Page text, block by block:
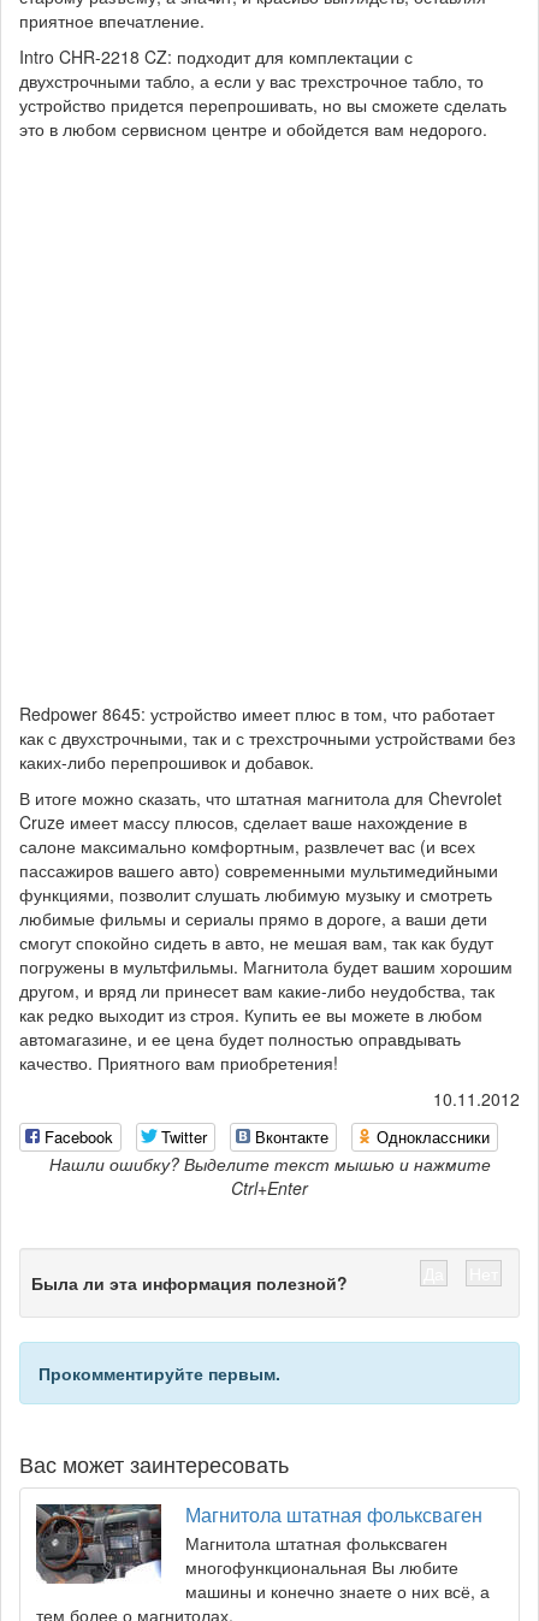
приятное впечатление.
Intro CHR-2218 CZ: подходит для комплектации с
двухстрочными табло, а если у вас трехстрочное табло, то
устройство придется перепрошивать, но вы сможете сделать
это в любом сервисном центре и обойдется вам недорого.
Redpower 8645: устройство имеет плюс в том, что работает
как с двухстрочными, так и с трехстрочными устройствами без
каких-либо перепрошивок и добавок.
В итоге можно сказать, что штатная магнитола для Chevrolet
Cruze имеет массу плюсов, сделает ваше нахождение в
салоне максимально комфортным, развлечет вас (и всех
пассажиров вашего авто) современными мультимедийными
функциями, позволит слушать любимую музыку и смотреть
любимые фильмы и сериалы прямо в дороге, а ваши дети
смогут спокойно сидеть в авто, не мешая вам, так как будут
погружены в мультфильмы. Магнитола будет вашим хорошим
другом, и вряд ли принесет вам какие-либо неудобства, так
как редко выходит из строя. Купить ее вы можете в любом
автомагазине, и ее цена будет полностью оправдывать
качество. Приятного вам приобретения!
10.11.2012
Facebook Twitter Вконтакте Одноклассники
Нашли ошибку? Выделите текст мышью и нажмите
Ctrl+Enter
Была ли эта информация полезной?
Прокомментируйте первым.
Вас может заинтересовать
Магнитола штатная фольксваген
Магнитола штатная фольксваген
многофункциональная Вы любите
машины и конечно знаете о них всё, а
тем более о магнитолах.